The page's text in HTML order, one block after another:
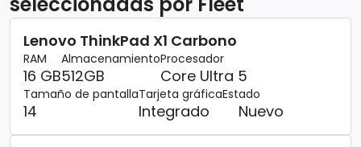
Lenovo ThinkPad X1 Carbono
RAM
16 GB
Almacenamiento
512GB
Procesador
Core Ultra 5
Tamaño de pantalla
14
Tarjeta gráfica
Integrado
Estado
Nuevo